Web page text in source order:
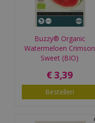
Buzzy® Organic
Watermeloen Crimson
Sweet (BIO)
€ 3,39
Bestellen